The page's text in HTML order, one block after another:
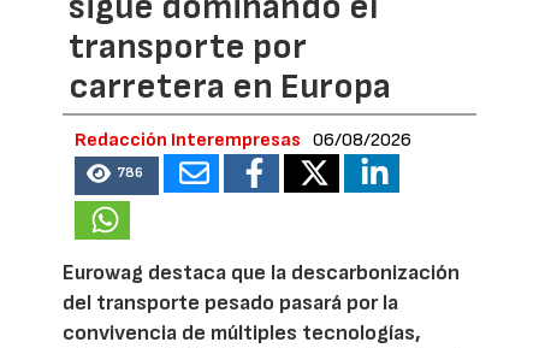
transporte por
carretera en Europa
Redacción Interempresas 06/08/2026
786
Eurowag destaca que la descarbonización
del transporte pesado pasará por la
convivencia de múltiples tecnologías,